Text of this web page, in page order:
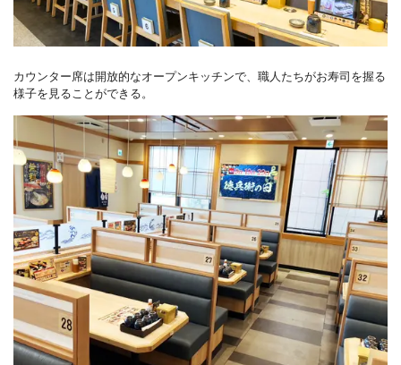
カウンター席は開放的なオープンキッチンで、職人たちがお寿司を握る
様子を見ることができる。